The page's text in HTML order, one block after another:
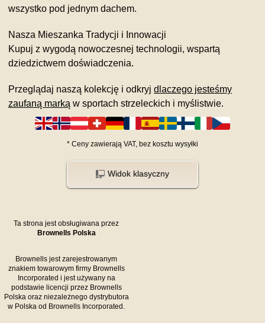
wszystko pod jednym dachem.
Nasza Mieszanka Tradycji i Innowacji
Kupuj z wygodą nowoczesnej technologii, wspartą
dziedzictwem doświadczenia.
Przeglądaj naszą kolekcję i odkryj dlaczego jesteśmy
zaufaną marką w sportach strzeleckich i myślistwie.
* Ceny zawierają VAT, bez kosztu wysyłki
Widok klasyczny
Ta strona jest obsługiwana przez
Brownells Polska
Brownells jest zarejestrowanym
znakiem towarowym firmy Brownells
Incorporated i jest używany na
podstawie licencji przez Brownells
Polska oraz niezależnego dystrybutora
w Polska od Brownells Incorporated.